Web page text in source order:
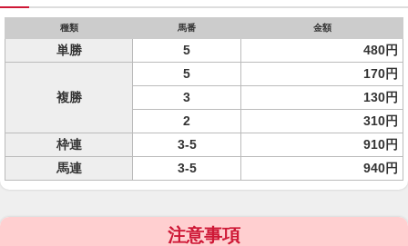
種類 馬番 金額
単勝 5 480円
複勝
5
170円
3
130円
2
310円
枠連
3-5
910円
馬連
3-5 940円
注意事項